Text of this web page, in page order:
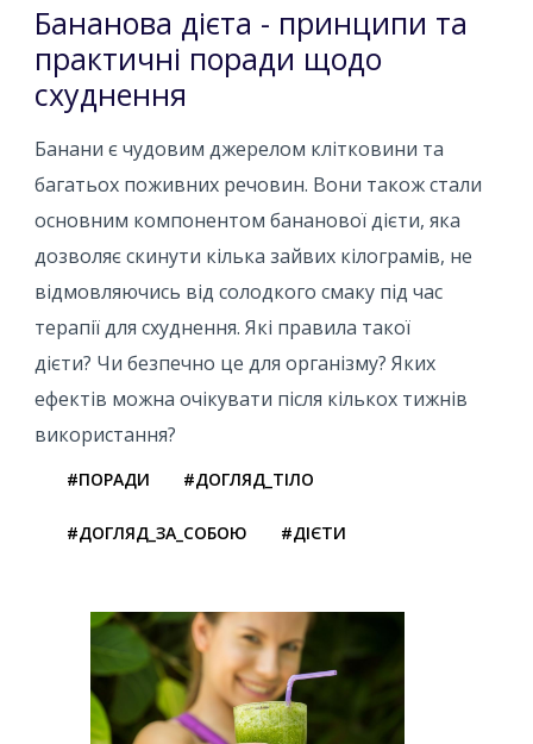
Бананова дієта - принципи та
практичні поради щодо
схуднення
Банани є чудовим джерелом клітковини та
багатьох поживних речовин. Вони також стали
основним компонентом бананової дієти, яка
дозволяє скинути кілька зайвих кілограмів, не
відмовляючись від солодкого смаку під час
терапії для схуднення. Які правила такої
дієти? Чи безпечно це для організму? Яких
ефектів можна очікувати після кількох тижнів
використання?
#ПОРАДИ #ДОГЛЯД_ТІЛО
#ДОГЛЯД_ЗА_СОБОЮ #ДІЄТИ